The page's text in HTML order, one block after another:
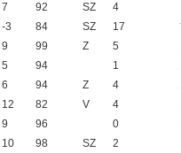
7 92 SZ
4
-3 84 SZ 17
9 99 Z 5
5 94 1
6 94 Z 4
12 82 V 4
9 96 0
10 98 SZ 2